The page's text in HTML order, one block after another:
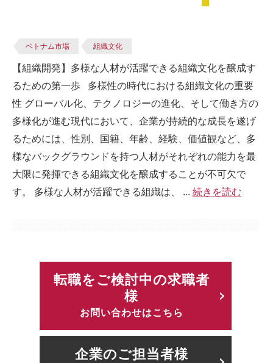
ベトナム市場 組織文化
【組織開発】多様な人材が活躍できる組織文化を醸成す
るための第一歩 多様性の時代における組織文化の重要
性 グローバル化、テクノロジーの進化、そして働き方の
多様化が進む現代において、企業が持続的な成長を遂げ
るためには、性別、国籍、年齢、経験、価値観など、多
様なバックグラウンドを持つ人材がそれぞれの能力を最
大限に発揮できる組織文化を醸成することが不可欠で
す。 多様な人材が活躍できる組織は、 ... 続きを読む
転職をご検討中の求職者
様
お問い合わせはこちら
企業のご担当者様